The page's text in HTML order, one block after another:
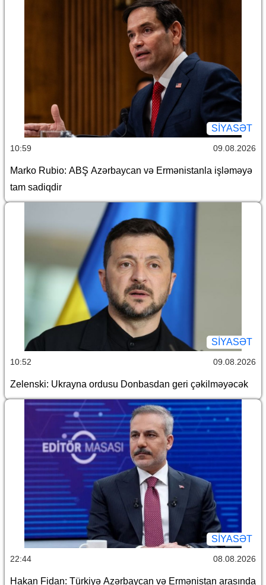
SİYASƏT
10:59 09.08.2026
Marko Rubio: ABŞ Azərbaycan və Ermənistanla işləməyə
tam sadiqdir
SİYASƏT
10:52 09.08.2026
Zelenski: Ukrayna ordusu Donbasdan geri çəkilməyəcək
SİYASƏT
22:44 08.08.2026
Hakan Fidan: Türkiyə Azərbaycan və Ermənistan arasında